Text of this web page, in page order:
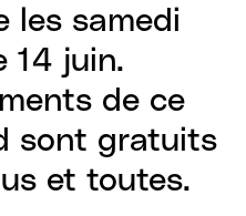
les samedi
14 juin.
de ce
sont gratuits
et toutes.